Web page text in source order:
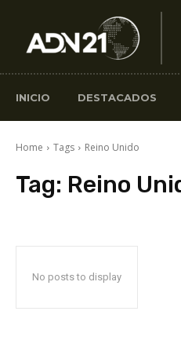
INICIO DESTACADOS
Home Tags Reino Unido
Tag: Reino
No posts to display